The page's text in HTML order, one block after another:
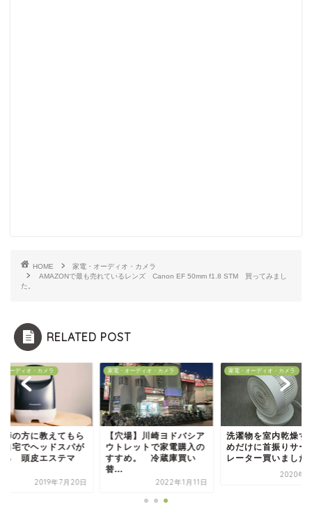
HOME
家電・オーディオ・カメラ
AMAZONで最も売れているレンズ Canon EF 50mm f1.8 STM 買ってみまし
た。
RELATED POST
オーディオ・カメラ
師の方に教えてもら
自宅でヘッドスパが
る 頭皮エステマ
2019年7月20日
家電・オーディオ・カメラ
【穴場】川崎ヨドバシア
ウトレットで家電購入の
すすめ。 冷蔵庫買い
替...
2022年1月11日
家電・オーディオ・カメラ
洗濯物を室内乾燥す
めだけに首振りサー
レーター買いました
2020年1